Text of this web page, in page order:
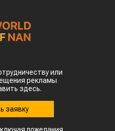
или
рекламы
здесь.
заявку